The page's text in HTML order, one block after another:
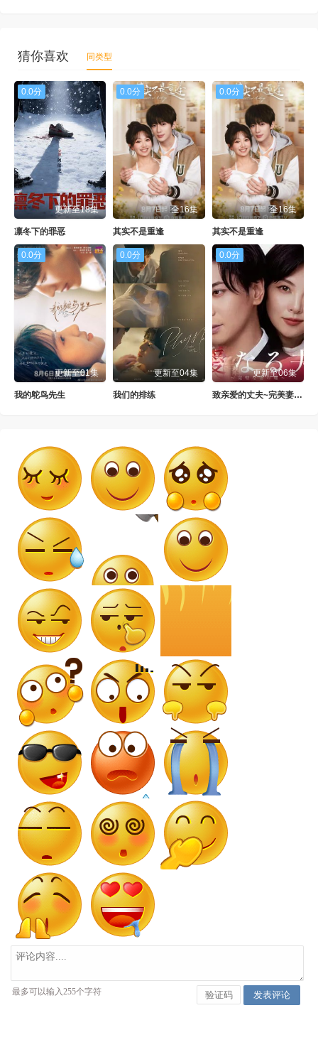
猜你喜欢 同类型
0.0分
更新至18集
凛冬下的罪恶
0.0分
全16集
其实不是重逢
0.0分
全16集
其实不是重逢
0.0分
更新至01集
我的鸵鸟先生
0.0分
更新至04集
我们的排练
0.0分
更新至06集
致亲爱的丈夫~完美妻子的谎言~